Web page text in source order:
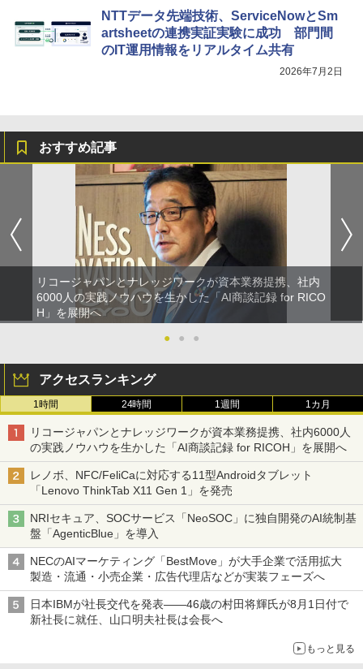
NTTデータ先端技術、ServiceNowとSm
artsheetの連携実証実験に成功 部門間
のIT運用情報をリアルタイム共有
2026年7月2日
おすすめ記事
リコージャパンとナレッジワークが資本業務提携、社内
6000人の実践ノウハウを生かした「AI商談記録 for RICO
H」を展開へ
●
● ●
アクセスランキング
1時間 24時間 1週間 1カ月
リコージャパンとナレッジワークが資本業務提携、社内6000人
の実践ノウハウを生かした「AI商談記録 for RICOH」を展開へ
レノボ、NFC/FeliCaに対応する11型Androidタブレット
「Lenovo ThinkTab X11 Gen 1」を発売
NRIセキュア、SOCサービス「NeoSOC」に独自開発のAI統制基
盤「AgenticBlue」を導入
NECのAIマーケティング「BestMove」が大手企業で活用拡大
製造・流通・小売企業・広告代理店などが実装フェーズへ
日本IBMが社長交代を発表――46歳の村田将輝氏が8月1日付で
新社長に就任、山口明夫社長は会長へ
もっと見る